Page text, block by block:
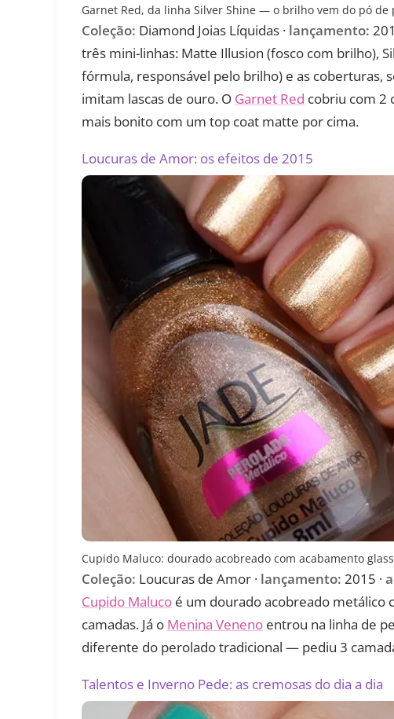
Garnet Red, da linha Silver Shine — o brilho vem do pó de
Coleção: Diamond Joias Líquidas · lançamento:
três mini-linhas: Matte Illusion (fosco com brilho),
fórmula, responsável pelo brilho) e as coberturas,
imitam lascas de ouro. O Garnet Red cobriu com 2
mais bonito com um top coat matte por cima.
Loucuras de Amor: os efeitos de 2015
Cupido Maluco: dourado acobreado com acabamento
Coleção: Loucuras de Amor · lançamento: 2015 ·
Cupido Maluco é um dourado acobreado metálico
camadas. Já o Menina Veneno entrou na linha de
diferente do perolado tradicional — pediu 3
Talentos e Inverno Pede: as cremosas do dia a dia